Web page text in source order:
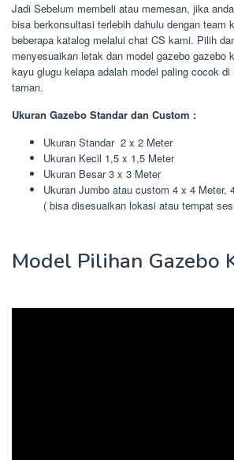
Jadi Sebelum membeli atau memesan, jika
bisa berkonsultasi terlebih dahulu dengan team
beberapa katalog melalui chat CS kami. Pilih
menyesuaikan letak dan model gazebo gazebo
kayu glugu kelapa adalah model paling cocok
taman.
Ukuran Gazebo Standar dan Custom :
Ukuran Standar 2 x 2 Meter
Ukuran Kecil 1,5 x 1,5 Meter
Ukuran Besar 3 x 3 Meter
Ukuran Jumbo atau custom 4 x 4 Meter,
( bisa disesuaikan lokasi atau tempat
Model Pilihan Gazebo